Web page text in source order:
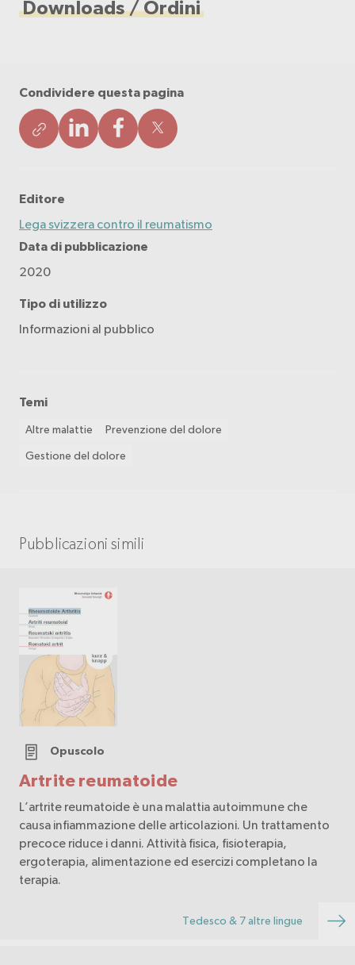
Downloads / Ordini
Condividere questa pagina
Editore
Lega svizzera contro il reumatismo
Data di pubblicazione
2020
Tipo di utilizzo
Informazioni al pubblico
Temi
Altre malattie Prevenzione del dolore
Gestione del dolore
Pubblicazioni simili
Artrite reumatoide
Opuscolo
L’artrite reumatoide è una malattia autoimmune che
causa infiammazione delle articolazioni. Un trattamento
precoce riduce i danni. Attività fisica, fisioterapia,
ergoterapia, alimentazione ed esercizi completano la
terapia.
Tedesco & 7 altre lingue